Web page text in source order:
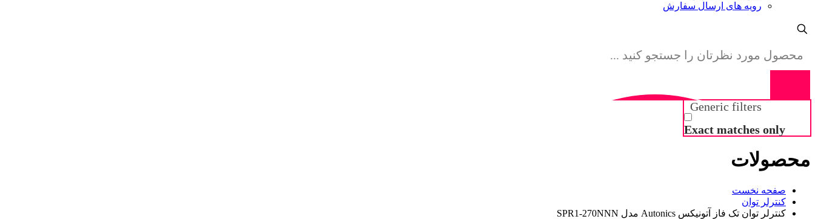
رویه های ارسال سفارش
Generic filters
Exact matches only
محصولات
صفحه نخست
کنترلر توان
کنترلر توان تک فاز آتونیکس Autonics مدل SPR1-270NNN